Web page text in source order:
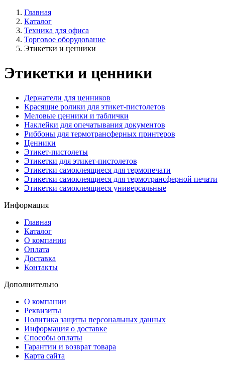
Главная
Каталог
Техника для офиса
Торговое оборудование
Этикетки и ценники
Этикетки и ценники
Держатели для ценников
Красящие ролики для этикет-пистолетов
Меловые ценники и таблички
Наклейки для опечатывания документов
Риббоны для термотрансферных принтеров
Ценники
Этикет-пистолеты
Этикетки для этикет-пистолетов
Этикетки самоклеящиеся для термопечати
Этикетки самоклеящиеся для термотрансферной печати
Этикетки самоклеящиеся универсальные
Информация
Главная
Каталог
О компании
Оплата
Доставка
Контакты
Дополнительно
О компании
Реквизиты
Политика защиты персональных данных
Информация о доставке
Способы оплаты
Гарантии и возврат товара
Карта сайта